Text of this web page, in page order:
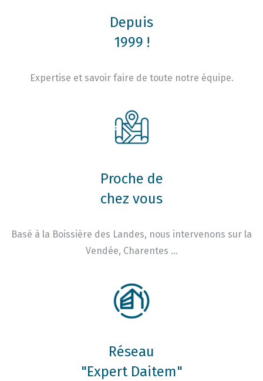
Depuis
1999 !
Expertise et savoir faire de toute notre équipe.
Proche de
chez vous
Basé à la Boissière des Landes, nous intervenons sur la
Vendée, Charentes …
Réseau
"Expert Daitem"